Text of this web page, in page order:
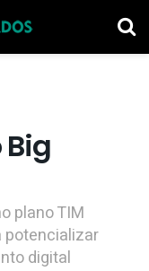
plano TIM
potencializar
digital